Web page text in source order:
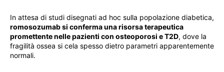
In attesa di studi disegnati ad hoc sulla popolazione diabetica,
romosozumab si conferma una risorsa terapeutica
promettente nelle pazienti con osteoporosi e T2D, dove la
fragilità ossea si cela spesso dietro parametri apparentemente
normali.